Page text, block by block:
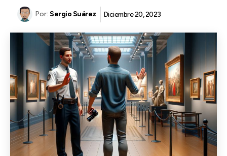
Por: Sergio Suárez Diciembre 20, 2023